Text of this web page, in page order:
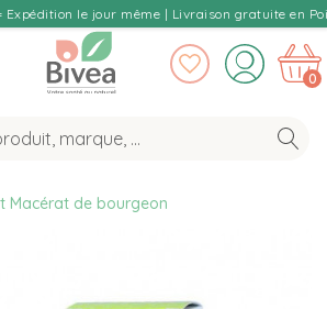
Expédition le jour même | Livraison gratuite en
0
Macérat de bourgeon